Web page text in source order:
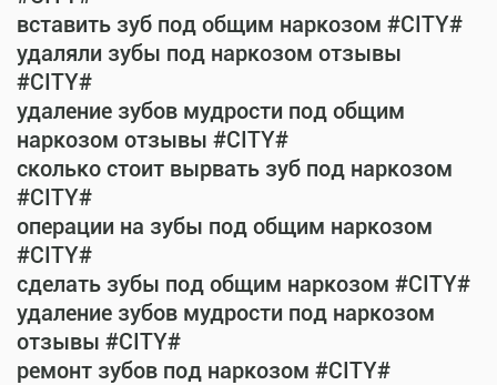
вставить зуб под общим наркозом #CITY#
удаляли зубы под наркозом отзывы
#CITY#
удаление зубов мудрости под общим
наркозом отзывы #CITY#
сколько стоит вырвать зуб под наркозом
#CITY#
операции на зубы под общим наркозом
#CITY#
сделать зубы под общим наркозом #CITY#
удаление зубов мудрости под наркозом
отзывы #CITY#
ремонт зубов под наркозом #CITY#